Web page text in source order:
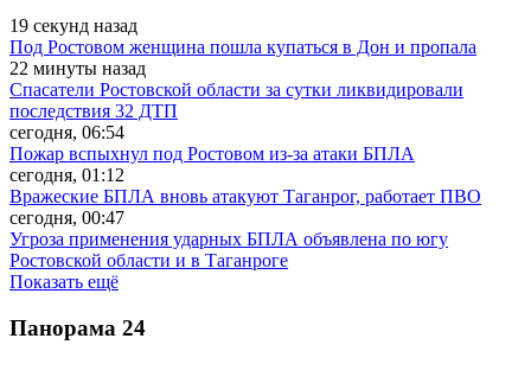
19 секунд назад
Под Ростовом женщина пошла купаться в Дон и пропала
22 минуты назад
Спасатели Ростовской области за сутки ликвидировали
последствия 32 ДТП
сегодня, 06:54
Пожар вспыхнул под Ростовом из-за атаки БПЛА
сегодня, 01:12
Вражеские БПЛА вновь атакуют Таганрог, работает ПВО
сегодня, 00:47
Угроза применения ударных БПЛА объявлена по югу
Ростовской области и в Таганроге
Показать ещё
Панорама 24